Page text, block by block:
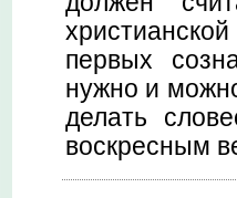
первых
нужно и
делать
воскресным